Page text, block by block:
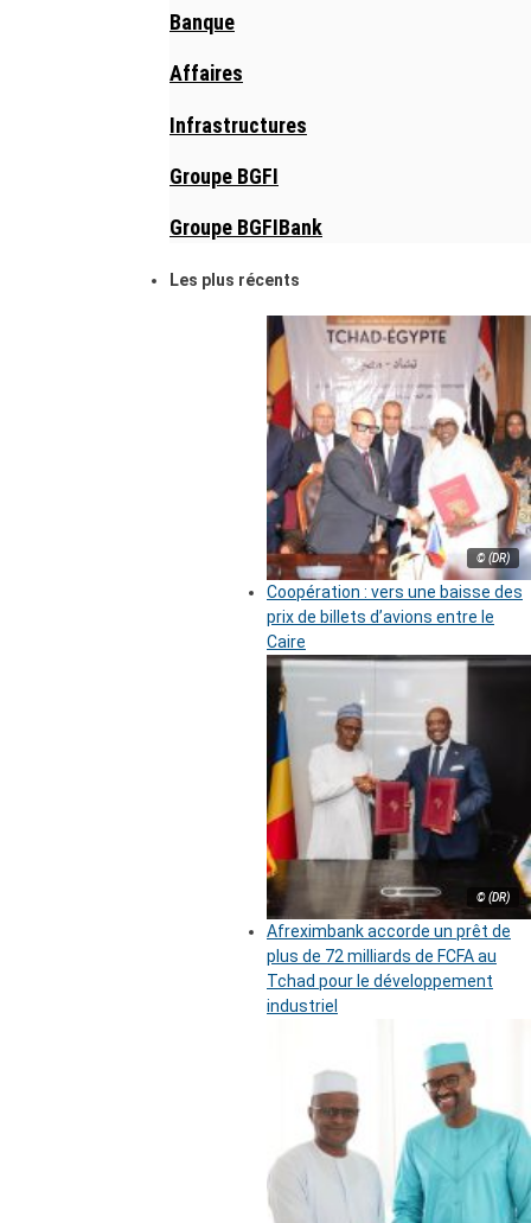
Banque
Affaires
Infrastructures
Groupe BGFI
Groupe BGFIBank
Les plus récents
© (DR)
Coopération : vers une baisse des
prix de billets d’avions entre le
Caire
© (DR)
Afreximbank accorde un prêt de
plus de 72 milliards de FCFA au
Tchad pour le développement
industriel